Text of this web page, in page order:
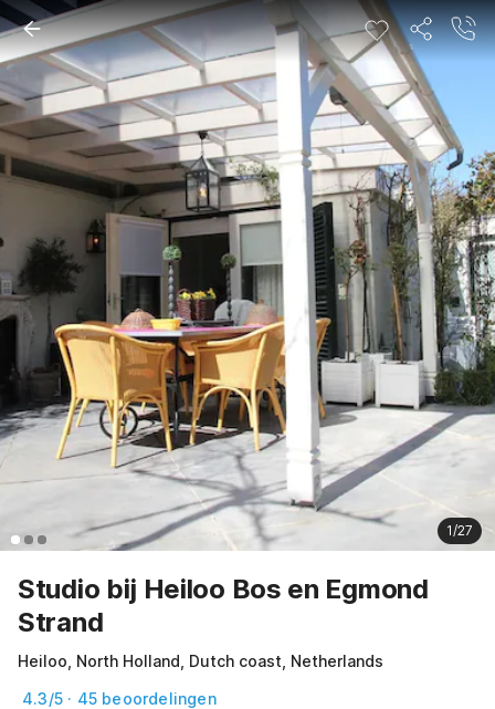
1/27
Studio bij Heiloo Bos en Egmond
Strand
Heiloo, North Holland, Dutch coast, Netherlands
4.3/5 · 45 beoordelingen